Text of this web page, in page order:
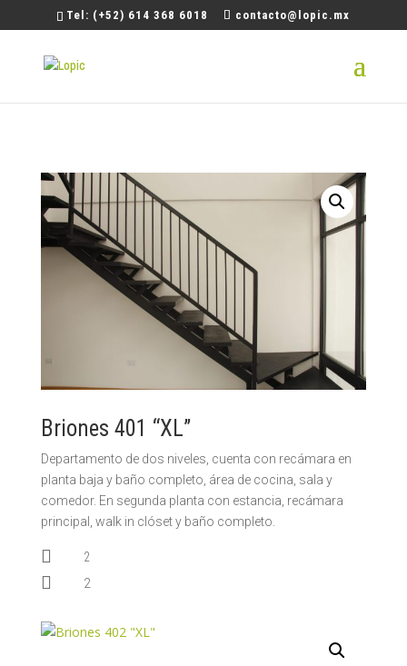
Tel: (+52) 614 368 6018 contacto@lopic.mx
Briones 401 “XL”
Departamento de dos niveles, cuenta con recámara en
planta baja y baño completo, área de cocina, sala y
comedor. En segunda planta con estancia, recámara
principal, walk in clóset y baño completo.
 2
 2